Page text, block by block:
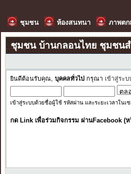
ชุมชน ห้องสนทนา ภาพตก
ชุมชน บ้านกลอนไทย ชุมชน
ยินดีต้อนรับคุณ, บุคคลทั่วไป กรุณา เข้าสู่ระบ
เข้าสู่ระบบด้วยชื่อผู้ใช้ รหัสผ่าน และระยะเวลาในเ
กด Link เพื่อร่วมกิจกรรม ผ่านFacebook